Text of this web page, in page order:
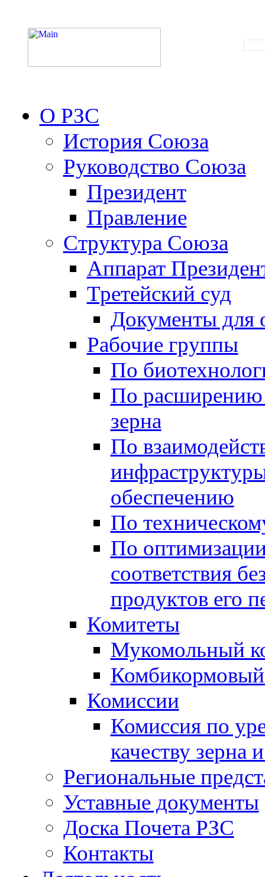
О РЗС
История Союза
Руководство Союза
Президент
Правление
Структура Союза
Аппарат
Третейский суд
Документы для
Рабочие группы
По
По расширению
зерна
По
обеспечению
По
По
соответствия
продуктов его
Комитеты
Мукомольный
Комбикормовый
Комиссии
Комиссия по
качеству зерна
Региональные
Уставные документы
Доска Почета РЗС
Контакты